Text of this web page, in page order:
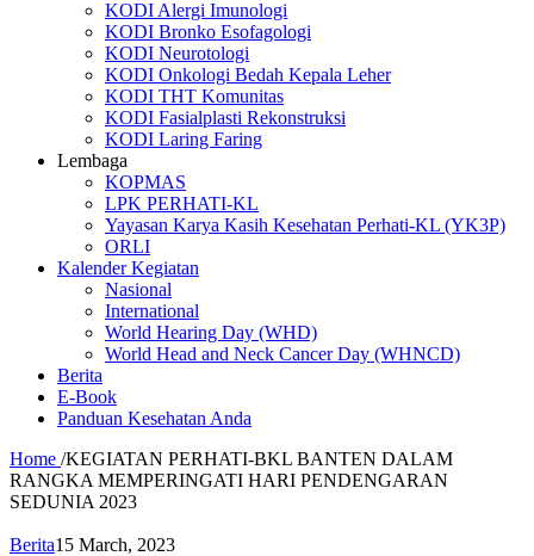
KODI Alergi Imunologi
KODI Bronko Esofagologi
KODI Neurotologi
KODI Onkologi Bedah Kepala Leher
KODI THT Komunitas
KODI Fasialplasti Rekonstruksi
KODI Laring Faring
Lembaga
KOPMAS
LPK PERHATI-KL
Yayasan Karya Kasih Kesehatan Perhati-KL (YK3P)
ORLI
Kalender Kegiatan
Nasional
International
World Hearing Day (WHD)
World Head and Neck Cancer Day (WHNCD)
Berita
E-Book
Panduan Kesehatan Anda
Home /KEGIATAN PERHATI-BKL BANTEN DALAM
RANGKA MEMPERINGATI HARI PENDENGARAN
SEDUNIA 2023
Berita15 March, 2023